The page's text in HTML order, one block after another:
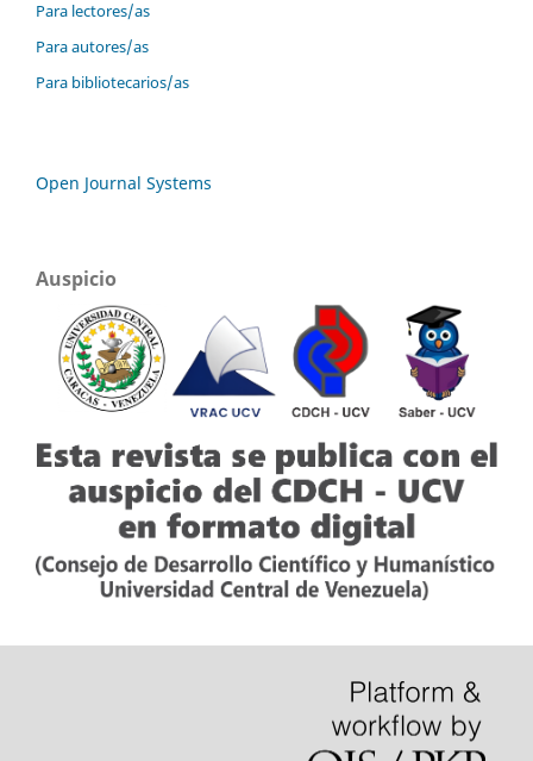
Para lectores/as
Para autores/as
Para bibliotecarios/as
Open Journal Systems
Auspicio